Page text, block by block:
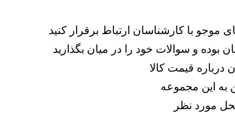
موجو با کارشناسان ارتباط برقرار کنید
بوده و سوالات خود را در میان بگذارید
درباره قیمت کالا
به این مجموعه
مورد نظر